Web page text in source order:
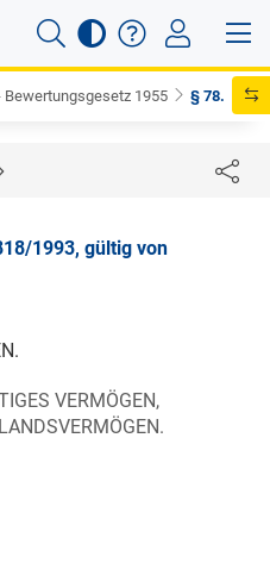
Bewertungsgesetz 1955 § 78.
1993, gültig von
VERMÖGEN,